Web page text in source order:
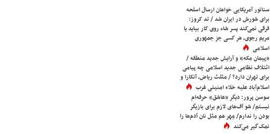
سناتور آمریکایی خواهان ارسال اسلحه
برای شورش در ایران شد / تد کروز:
فرقی نمی‌کند پسر شاه روی کار بیاید یا
مریم رجوی، هر کسی جز جمهوری
اسلامی
«پیمان مکه» و آرایش جدید منطقه /
ائتلاف نظامی جدید اسلامی چه پیامی
برای تهران دارد؟ / مثلث ریاض، آنکارا و
اسلام‌آباد علیه خلاء امنیتی غرب
سوسن پرور: دیگر «عاشق» حرفه‌ام
نیستم/ شو آف‌های لازم برای بازیگر
بودن را ندارم/ مِهر هم مثل نان آدم‌ها را
نمک‌گیر می‌کند